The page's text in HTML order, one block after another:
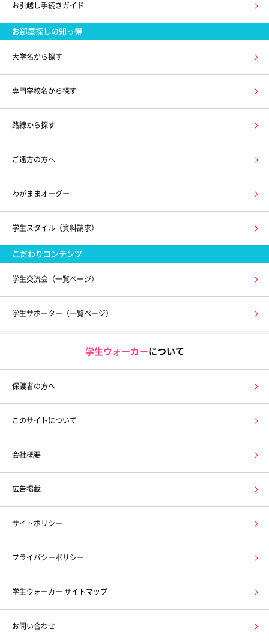
お引越し手続きガイド
お部屋探しの知っ得
大学名から探す
専門学校名から探す
路線から探す
ご遠方の方へ
わがままオーダー
学生スタイル（資料請求）
こだわりコンテンツ
学生交流会（一覧ページ）
学生サポーター（一覧ページ）
学生ウォーカーについて
保護者の方へ
このサイトについて
会社概要
広告掲載
サイトポリシー
プライバシーポリシー
学生ウォーカー サイトマップ
お問い合わせ